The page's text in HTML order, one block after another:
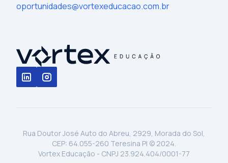
oportunidades@vortexeducacao.com.br
Rua Doutor José Auto do Abreu, 2929, Morada do Sol,
CEP: 64.055-260 Teresina PI © 2024.
Vortex Educação - CNPJ 23.924.404/0001-77